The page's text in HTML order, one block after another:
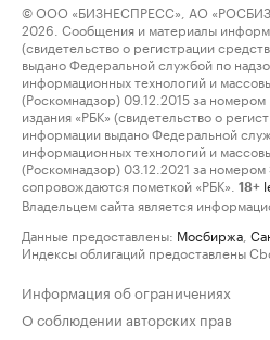
© ООО «БИЗНЕСПРЕСС», АО
2026. Сообщения и материалы
(свидетельство о регистрации
выдано Федеральной службой по
информационных технологий и
(Роскомнадзор) 09.12.2015 за
издания «РБК» (свидетельство о
информации выдано Федеральной
информационных технологий и
(Роскомнадзор) 03.12.2021 за
сопровождаются пометкой «РБК».
18+
Владельцем сайта является
Данные предоставлены: Мосбиржа
Индексы облигаций предоставлены
Информация об ограничениях
О соблюдении авторских прав